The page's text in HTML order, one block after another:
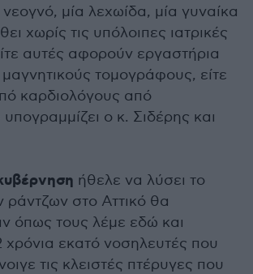
μία λεχωίδα, μία γυναίκα
χωρίς τις υπόλοιπες ιατρικές
αυτές αφορούν εργαστήρια
τομογράφους, είτε
καρδιολόγους από
ο κ. Σιδέρης και
ήθελε να λύσει το
στο Αττικό θα
όπως τους λέμε εδώ και
χρόνια εκατό νοσηλευτές που
τις κλειστές πτέρυγες που